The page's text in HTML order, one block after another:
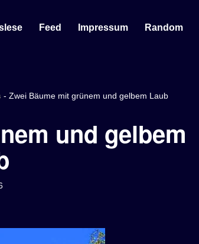
Feed Impressum Random
- Zwei Bäume mit grünem und gelbem Laub
und gelbem